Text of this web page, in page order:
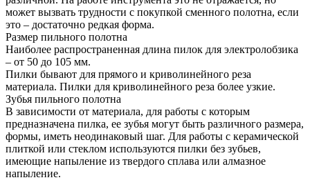
может вызвать трудности с покупкой сменного полотна, если
это – достаточно редкая форма.
Размер пильного полотна
Наиболее распространенная длина пилок для электролобзика
– от 50 до 105 мм.
Пилки бывают для прямого и криволинейного реза
материала. Пилки для криволинейного реза более узкие.
Зубья пильного полотна
В зависимости от материала, для работы с которым
предназначена пилка, ее зубья могут быть различного размера,
формы, иметь неодинаковый шаг. Для работы с керамической
плиткой или стеклом используются пилки без зубьев,
имеющие напыление из твердого сплава или алмазное
напыление.